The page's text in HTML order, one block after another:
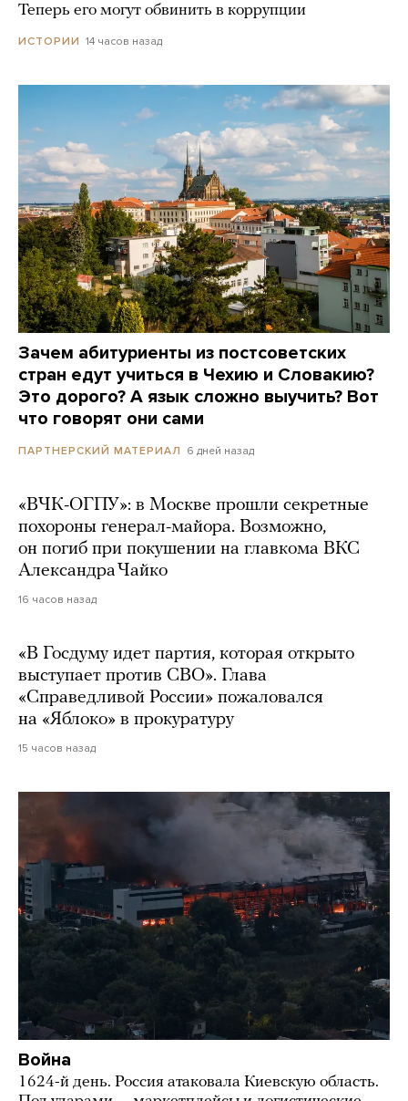
Теперь его могут обвинить в коррупции
ИСТОРИИ 14 часов назад
Зачем абитуриенты из постсоветских
стран едут учиться в Чехию и Словакию?
Это дорого? А язык сложно выучить? Вот
что говорят они сами
ПАРТНЕРСКИЙ МАТЕРИАЛ 6 дней назад
«ВЧК-ОГПУ»: в Москве прошли секретные
похороны генерал-майора. Возможно,
он погиб при покушении на главкома ВКС
Александра Чайко
16 часов назад
«В Госдуму идет партия, которая открыто
выступает против СВО». Глава
«Справедливой России» пожаловался
на «Яблоко» в прокуратуру
15 часов назад
Война
1624-й день. Россия атаковала Киевскую область.